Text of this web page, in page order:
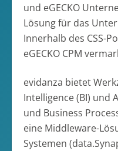
und eGECKO
Lösung für das
Innerhalb des CSS-
eGECKO CPM
evidanza bietet
Intelligence (BI) und
und Business
eine Middleware-
Systemen